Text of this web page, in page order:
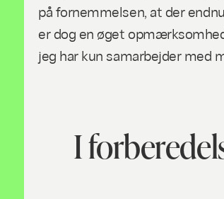
på fornemmelsen, at der
er dog en øget
jeg har kun samarbejder med
I